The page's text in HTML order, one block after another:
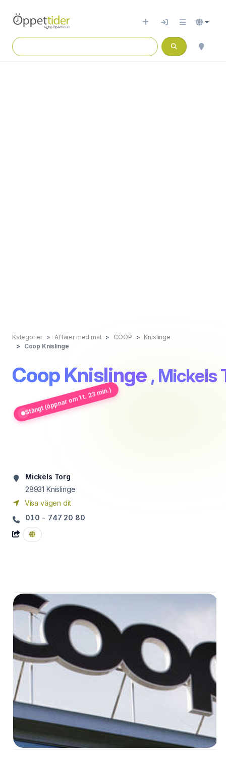
Kategorier Affärer med mat COOP
Knislinge
Coop Knislinge
Coop Knislinge , Mickels
Stängt (öppnar om 1 t. 23 min.)
Mickels Torg
28931 Knislinge
Visa vägen dit
010 - 747 20 80